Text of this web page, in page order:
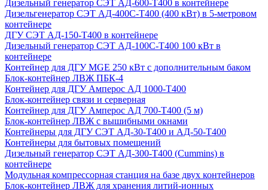
Дизельный генератор СЭТ АД-600-Т400 в контейнере
Дизельгенератор СЭТ АД-400С-Т400 (400 кВт) в 5-метровом
контейнере
ДГУ СЭТ АД-150-Т400 в контейнере
Дизельный генератор СЭТ АД-100С-Т400 100 кВт в
контейнере
Контейнер для ДГУ MGE 250 кВт с дополнительным баком
Блок-контейнер ЛВЖ ПБК-4
Контейнер для ДГУ Амперос АД 1000-Т400
Блок-контейнер связи и серверная
Контейнер для ДГУ Амперос АД 700-Т400 (5 м)
Блок-контейнер ЛВЖ с вышибными окнами
Контейнеры для ДГУ СЭТ АД-30-Т400 и АД-50-Т400
Контейнеры для бытовых помещений
Дизельный генератор СЭТ АД-300-Т400 (Cummins) в
контейнере
Модульная компрессорная станция на базе двух контейнеров
Блок-контейнер ЛВЖ для хранения литий-ионных